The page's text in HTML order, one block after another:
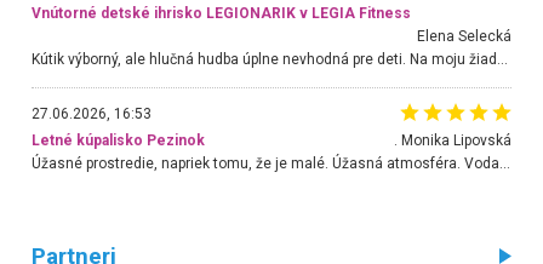
Vnútorné detské ihrisko LEGIONARIK v LEGIA Fitness
Elena Selecká
27.06.2026, 16:53
Letné kúpalisko Pezinok
. Monika Lipovská
Úžasné prostredie, napriek tomu, že je malé. Úžasná atmosféra. Voda fantastická a nádherná. Ľudí je pomerne veľa, ale su mili a ohľaduplní. Je veľmi zaujímavé sledovať, ako dokážu spolu športovať cudzí ľudia a bez ohľadu na vek. Vládne tu pohoda. Vnuka neviem dostať z vody. Ďakujem za krásny deň . Urcite sa sem vrátim. Jediný problém je s parkovaním, ale aj ten sa mi podarilo vyriešiť. Monika Bratislava
Partneri